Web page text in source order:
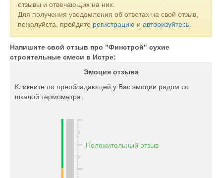
отзывы и отвечающих на них.
Для получения уведомления об ответах на свой отзыв,
пожалуйста, пройдите регистрацию и авторизуйтесь
Напишите свой отзыв про "Финстрой" сухие
строительные смеси в Истре:
Эмоция отзыва
Кликните по преобладающей у Вас эмоции рядом со
шкалой термометра.
Положительный отзыв